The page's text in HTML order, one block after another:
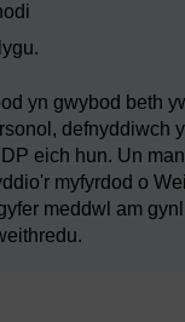
yn gwybod beth
defnyddiwch
eich hun. Un
myfyrdod o
meddwl am